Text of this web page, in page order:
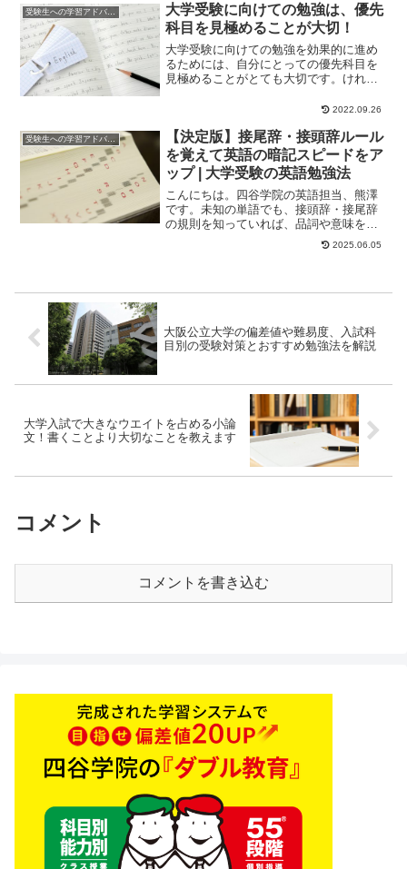
大学受験に向けての勉強は、優先
科目を見極めることが大切！
大学受験に向けての勉強を効果的に進め
るためには、自分にとっての優先科目を
見極めることがとても大切です。けれど
2022.09.26
【決定版】接尾辞・接頭辞ルール
を覚えて英語の暗記スピードをア
ップ | 大学受験の英語勉強法
こんにちは。四谷学院の英語担当、熊澤
です。未知の単語でも、接頭辞・接尾辞
の規則を知っていれば、品詞や意味を推
測することができます。英語を学ぶ上で
2025.06.05
大阪公立大学の偏差値や難易度、入試科
目別の受験対策とおすすめ勉強法を解説
大学入試で大きなウエイトを占める小論
文！書くことより大切なことを教えます
コメント
コメントを書き込む